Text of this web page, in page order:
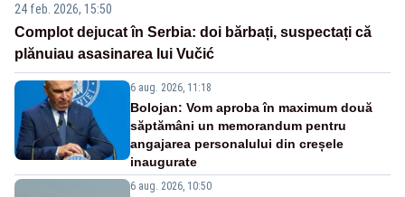
24 feb. 2026, 15:50
Complot dejucat în Serbia: doi bărbați, suspectați că
plănuiau asasinarea lui Vučić
6 aug. 2026, 11:18
Bolojan: Vom aproba în maximum două
săptămâni un memorandum pentru
angajarea personalului din creșele
inaugurate
6 aug. 2026, 10:50